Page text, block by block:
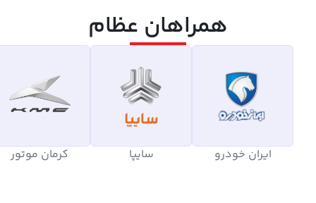
همراهان عظام
ایران خودرو سایپا کرمان موتور